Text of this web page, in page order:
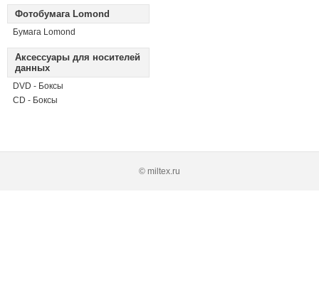
Фотобумага Lomond
Бумага Lomond
Аксессуары для носителей
данных
DVD - Боксы
CD - Боксы
© miltex.ru